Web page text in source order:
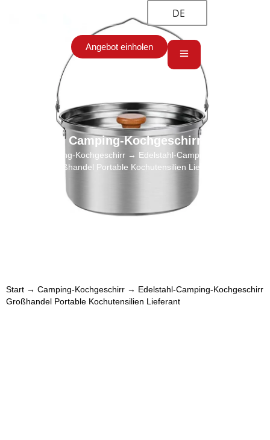
DE
Angebot einholen
Camping-Kochgeschirr
Camping-Kochgeschirr→ Edelstahl-Camping-Kochgeschirr
Großhandel Portable Kochutensilien Lieferant
Start → Camping-Kochgeschirr → Edelstahl-Camping-Kochgeschirr
Großhandel Portable Kochutensilien Lieferant